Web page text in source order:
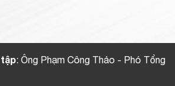
: Ông Phạm Công Thảo - Phó Tổng